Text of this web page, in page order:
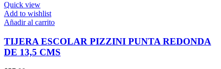
Quick view
Add to wishlist
Añadir al carrito
TIJERA ESCOLAR PIZZINI PUNTA REDONDA
DE 13,5 CMS